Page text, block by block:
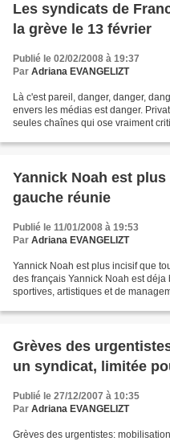
Les syndicats de
la grève le 13 février
Publié le 02/02/2008 à 19:37
Par Adriana EVANGELIZT
Là c'est pareil, danger, danger,
envers les médias est danger.
seules chaînes qui ose vraiment
Yannick Noah est
gauche réunie
Publié le 11/01/2008 à 19:53
Par Adriana EVANGELIZT
Yannick Noah est plus incisif que
des français Yannick Noah est
sportives, artistiques et de
Grèves des
un syndicat, limitée
Publié le 27/12/2007 à 10:35
Par Adriana EVANGELIZT
Grèves des urgentistes: